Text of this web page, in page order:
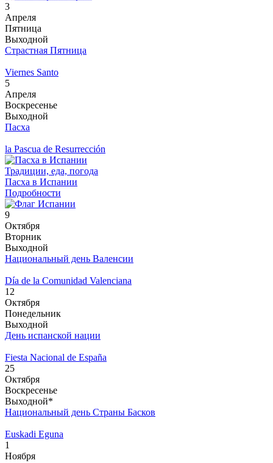
3
Апреля
Пятница
Выходной
Страстная Пятница
Viernes Santo
5
Апреля
Воскресенье
Выходной
Пасха
la Pascua de Resurrección
Традиции, еда, погода
Пасха в Испании
Подробности
9
Октября
Вторник
Выходной
Национальный день Валенсии
Día de la Comunidad Valenciana
12
Октября
Понедельник
Выходной
День испанской нации
Fiesta Nacional de España
25
Октября
Воскресенье
Выходной*
Национальный день Страны Басков
Euskadi Eguna
1
Ноября